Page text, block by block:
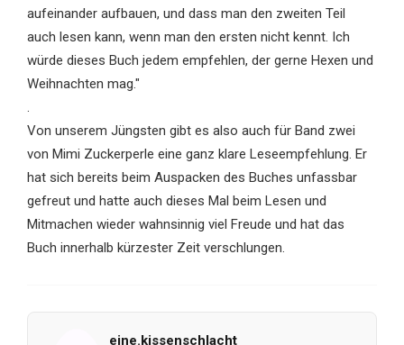
aufeinander aufbauen, und dass man den zweiten Teil
auch lesen kann, wenn man den ersten nicht kennt. Ich
würde dieses Buch jedem empfehlen, der gerne Hexen und
Weihnachten mag."
.
Von unserem Jüngsten gibt es also auch für Band zwei
von Mimi Zuckerperle eine ganz klare Leseempfehlung. Er
hat sich bereits beim Auspacken des Buches unfassbar
gefreut und hatte auch dieses Mal beim Lesen und
Mitmachen wieder wahnsinnig viel Freude und hat das
Buch innerhalb kürzester Zeit verschlungen.
eine.kissenschlacht